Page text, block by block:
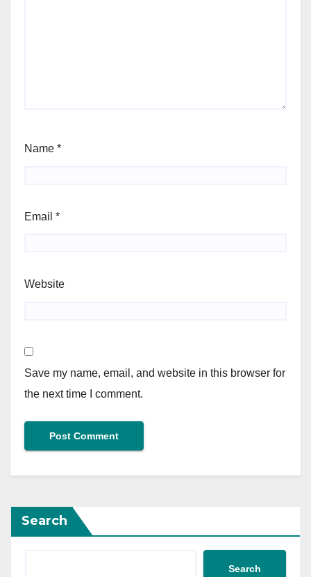
Name *
Email *
Website
Save my name, email, and website in this browser for
the next time I comment.
Search
Search